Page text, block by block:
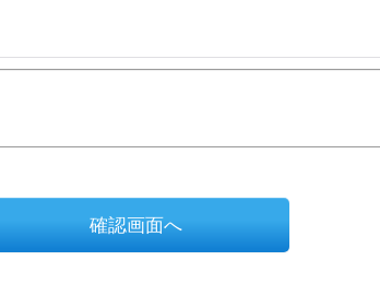
確認画面へ